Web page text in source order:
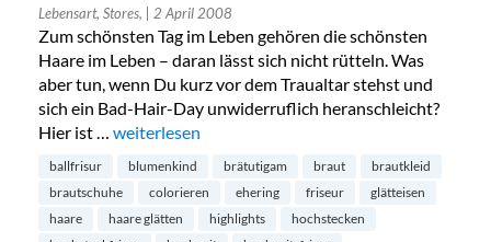
Lebensart, Stores, | 2 April 2008
Zum schönsten Tag im Leben gehören die schönsten
Haare im Leben – daran lässt sich nicht rütteln. Was
aber tun, wenn Du kurz vor dem Traualtar stehst und
sich ein Bad-Hair-Day unwiderruflich heranschleicht?
Hier ist … „Hochzeitsfrisuren richtig gesteckt und schön
weiterlesen
ballfrisur blumenkind brätutigam braut
brautkleid
brautschuhe
colorieren ehering friseur
glätteisen
haare
haare glätten highlights
hochstecken